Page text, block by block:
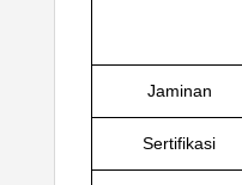
Jaminan
Sertifikasi